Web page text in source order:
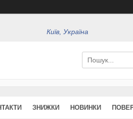
Київ, Україна
ЗНИЖКИ НОВИНКИ